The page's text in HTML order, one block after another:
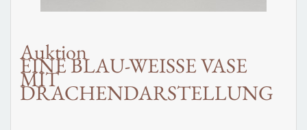
Auktion
EINE BLAU-WEISSE VASE
MIT
DRACHENDARSTELLUNG